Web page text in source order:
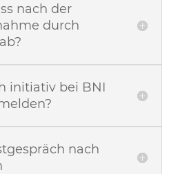
nach der
durch
initiativ bei BNI
nach